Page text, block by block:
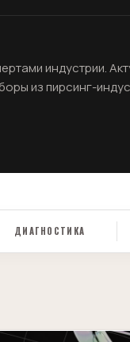
индустрии.
из пирсинг-
ДИАГНОСТИКА